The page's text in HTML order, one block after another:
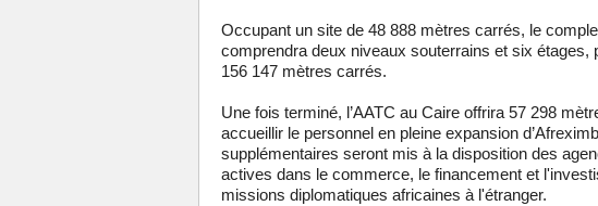
Occupant un site de 48 888 mètres carrés, le
comprendra deux niveaux souterrains et six étages,
156 147 mètres carrés.
Une fois terminé, l’AATC au Caire offrira 57 298
accueillir le personnel en pleine expansion
supplémentaires seront mis à la disposition des
actives dans le commerce, le financement et
missions diplomatiques africaines à l'étranger.